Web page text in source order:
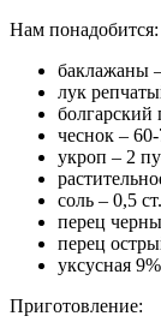
Нам понадобится:
баклажаны
лук
болгарский
чеснок –
укроп – 2
соль – 0,5
перец
перец
уксусная
Приготовление: